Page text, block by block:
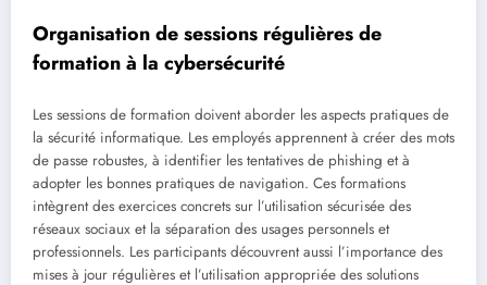
Organisation de sessions régulières de
formation à la cybersécurité
Les sessions de formation doivent aborder les aspects pratiques de
la sécurité informatique. Les employés apprennent à créer des mots
de passe robustes, à identifier les tentatives de phishing et à
adopter les bonnes pratiques de navigation. Ces formations
intègrent des exercices concrets sur l’utilisation sécurisée des
réseaux sociaux et la séparation des usages personnels et
professionnels. Les participants découvrent aussi l’importance des
mises à jour régulières et l’utilisation appropriée des solutions